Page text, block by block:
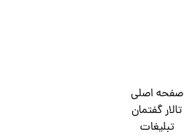
صفحه اصلی
تالار گفتمان
تبلیغات